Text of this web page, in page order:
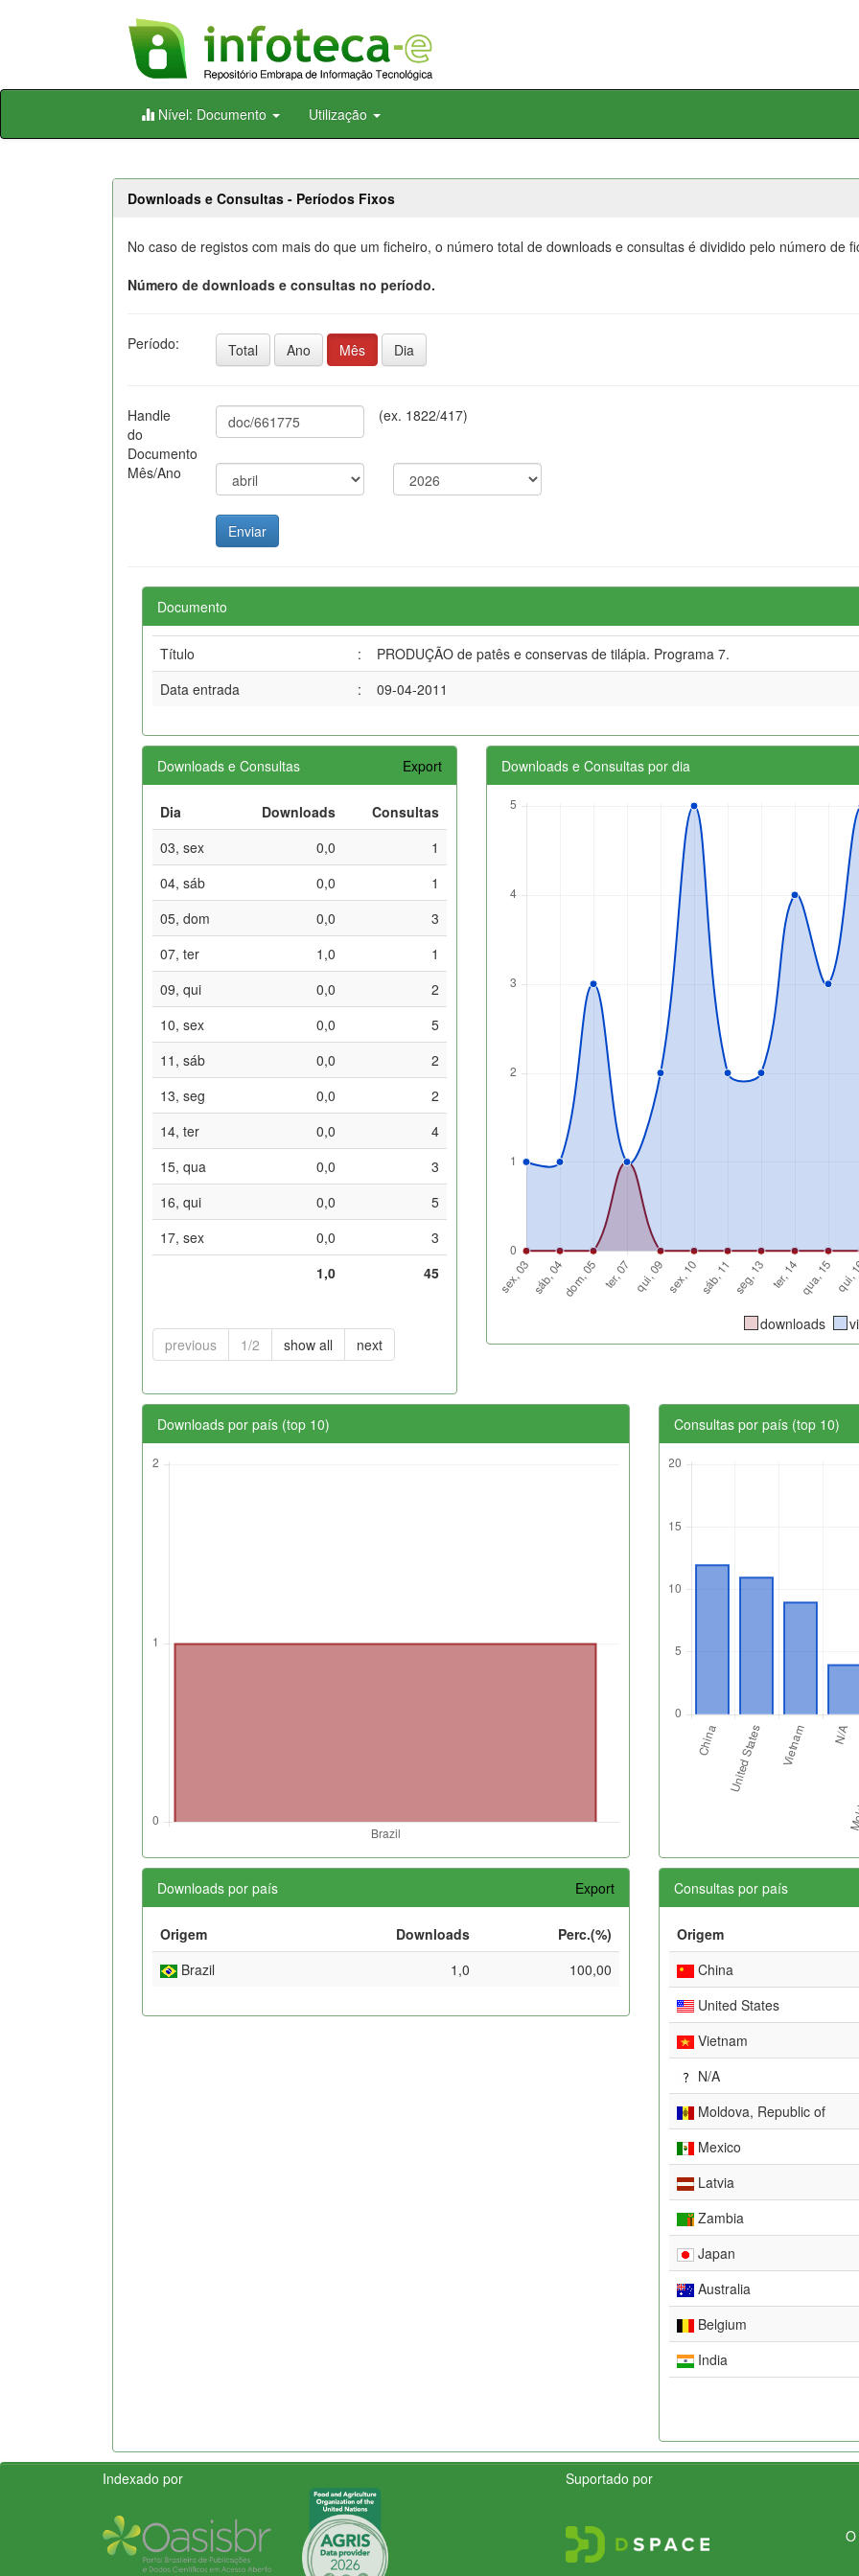
Skip
Nível: Documento Utilização
Downloads e Consultas - Períodos Fixos
No caso de registos com mais do que um ficheiro, o número total de downloads e consultas é dividido pelo número de
Número de downloads e consultas no período.
Período: Total Ano Mês Dia
Handle
do
Documento
(ex. 1822/417)
Mês/Ano
Documento
Título :
PRODUÇÃO de patês e conservas de tilápia. Programa 7.
Data entrada
: 09-04-2011
Downloads e Consultas Export
Dia Downloads
Consultas
03, sex
0,0
1
04, sáb
0,0
1
05, dom
0,0
3
07, ter
1,0
1
09, qui
0,0
2
10, sex
0,0
5
11, sáb
0,0
2
13, seg
0,0
2
14, ter
0,0
4
15, qua
0,0
3
16, qui
0,0
5
17, sex
0,0
3
1,0
45
previous 1/2 show all next
Downloads e Consultas por dia
downloads
Downloads por país (top 10) Consultas por país (top 10)
Downloads por país Export
Origem Downloads
Perc.(%)
Brazil
1,0 100,00
Consultas por país
Origem
China
United States
Vietnam
N/A
Moldova, Republic of
Mexico
Latvia
Zambia
Japan
Australia
Belgium
India
Indexado por Suportado por